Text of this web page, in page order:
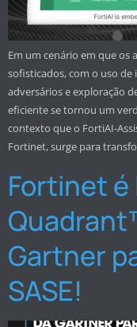
Em um cenário em que os
sofisticados, com o uso de
adversários e exploração
eficiente se tornou um
contexto que o FortiAI-
Fortinet, surge para
Fortinet é
Gartner
SASE!